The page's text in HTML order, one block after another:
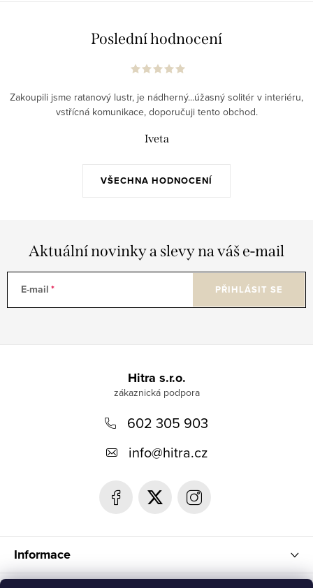
Poslední hodnocení
VŠECHNA HODNOCENÍ
Zakoupili jsme ratanový lustr, je nádherný...úžasný solitér v interiéru,
vstřícná komunikace, doporučuji tento obchod.
Iveta
Aktuální novinky a slevy na váš e-mail
E-mail PŘIHLÁSIT SE
Informace
Hitra s.r.o.
602 305 903
info@hitra.cz